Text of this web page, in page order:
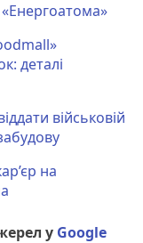
деталі
військовій
на
у Google